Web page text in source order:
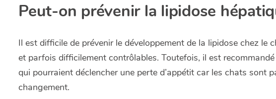
Peut-on prévenir la lipidose
Il est difficile de prévenir le développement de la lipidose chez le
et parfois difficilement contrôlables. Toutefois, il est
qui pourraient déclencher une perte d’appétit car les chats sont
changement.